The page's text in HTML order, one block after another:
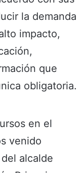
la demanda
impacto,
que
obligatoria.
en el
venido
alcalde